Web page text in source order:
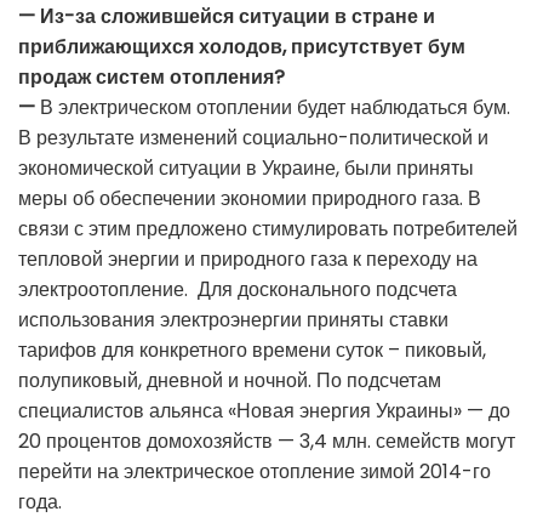
— Из-за сложившейся ситуации в стране и
приближающихся холодов, присутствует бум
продаж систем отопления?
— В электрическом отоплении будет наблюдаться бум.
В результате изменений социально-политической и
экономической ситуации в Украине, были приняты
меры об обеспечении экономии природного газа. В
связи с этим предложено стимулировать потребителей
тепловой энергии и природного газа к переходу на
электроотопление. Для досконального подсчета
использования электроэнергии приняты ставки
тарифов для конкретного времени суток – пиковый,
полупиковый, дневной и ночной. По подсчетам
специалистов альянса «Новая энергия Украины» — до
20 процентов домохозяйств — 3,4 млн. семейств могут
перейти на электрическое отопление зимой 2014-го
года.